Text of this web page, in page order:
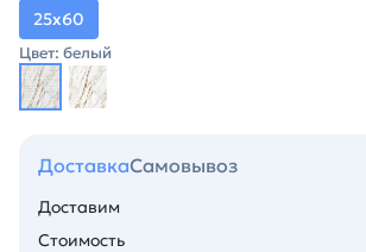
25х60
Цвет: белый
ДоставкаСамовывоз
Доставим
Стоимость